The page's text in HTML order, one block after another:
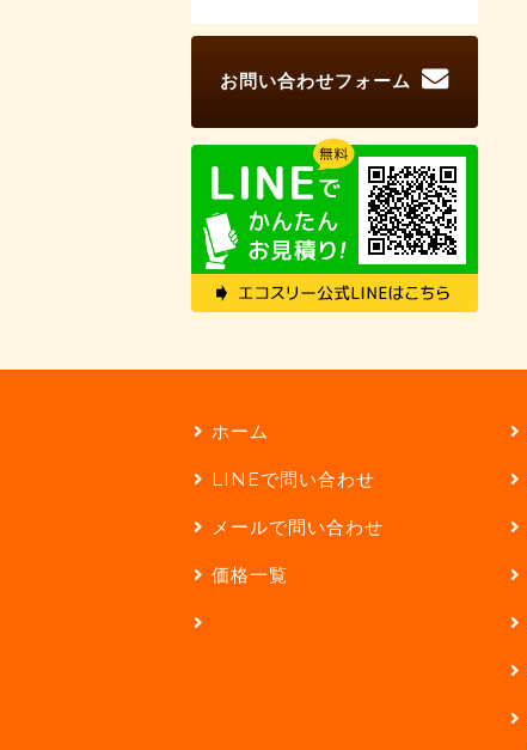
お問い合わせフォーム
ホーム
LINEで問い合わせ
メールで問い合わせ
価格一覧